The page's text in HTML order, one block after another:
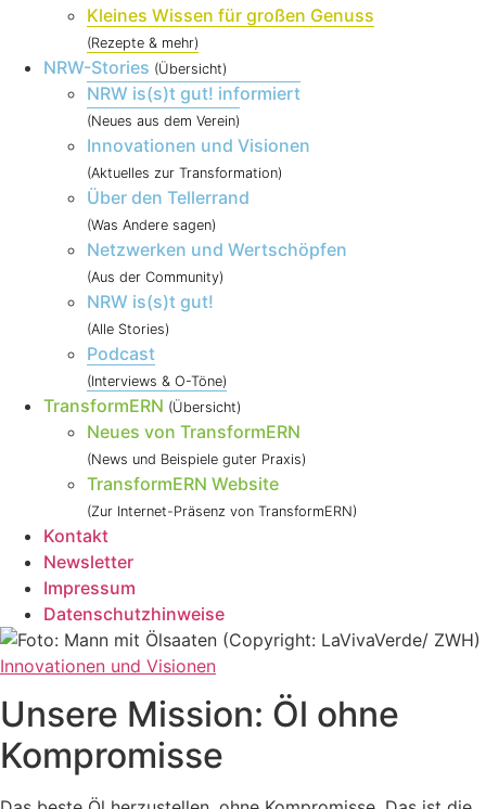
Kleines Wissen für großen Genuss
(Rezepte & mehr)
NRW-Stories (Übersicht)
NRW is(s)t gut! informiert
(Neues aus dem Verein)
Innovationen und Visionen
(Aktuelles zur Transformation)
Über den Tellerrand
(Was Andere sagen)
Netzwerken und Wertschöpfen
(Aus der Community)
NRW is(s)t gut!
(Alle Stories)
Podcast
(Interviews & O-Töne)
TransformERN (Übersicht)
Neues von TransformERN
(News und Beispiele guter Praxis)
TransformERN Website
(Zur Internet-Präsenz von TransformERN)
Kontakt
Newsletter
Impressum
Datenschutzhinweise
Innovationen und Visionen
Unsere Mission: Öl ohne
Kompromisse